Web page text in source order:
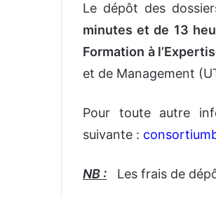
Le dépôt des
minutes et de 13
Formation à
et de Management
Pour toute autre
suivante :
NB : Les frais de